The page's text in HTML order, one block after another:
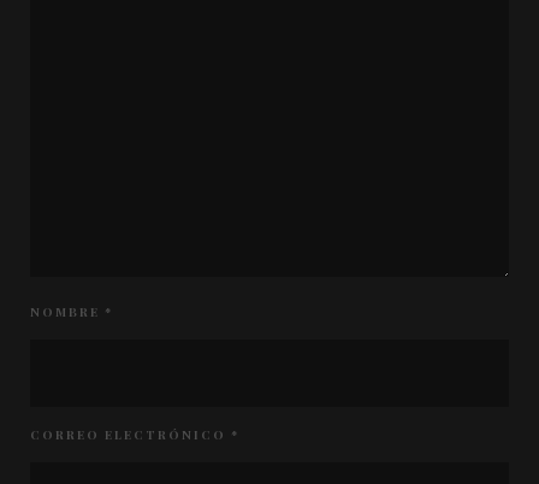
NOMBRE *
CORREO ELECTRÓNICO *